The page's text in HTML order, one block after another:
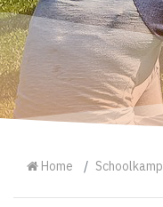
Home Schoolkamp